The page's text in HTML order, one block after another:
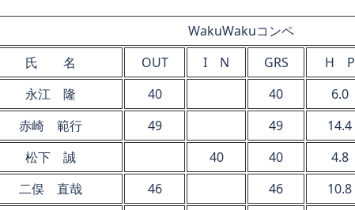
WakuWakuコンペ
氏 名 OUT I N GRS H P
永江 隆 40 40 6.0
赤崎 範行 49 49 14.4
松下 誠 40 40 4.8
二俣 直哉 46 46 10.8